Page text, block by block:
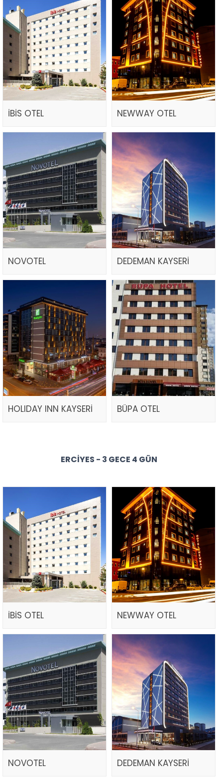
İBİS OTEL NEWWAY OTEL
NOVOTEL DEDEMAN KAYSERİ
HOLIDAY INN KAYSERİ BÜPA OTEL
ERCIYES - 3 GECE 4 GÜN
İBİS OTEL NEWWAY OTEL
NOVOTEL DEDEMAN KAYSERİ